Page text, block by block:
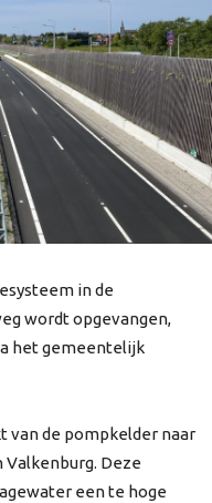
in de
wordt opgevangen,
het gemeentelijk
van de pompkelder naar
Deze
een te hoge